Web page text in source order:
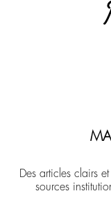
Des articles clairs
sources